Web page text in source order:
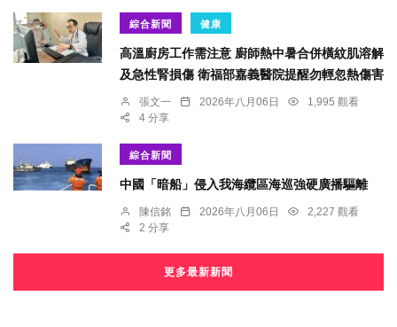
綜合新聞 健康
高溫廚房工作需注意 廚師熱中暑合併橫紋肌溶解
及急性腎損傷 衛福部嘉義醫院提醒勿輕忽熱傷害
張文一 2026年八月06日
1,995 觀看
4 分享
綜合新聞
中國「暗船」侵入我海纜區海巡強硬廣播驅離
陳信銘 2026年八月06日
2,227 觀看
2 分享
更多最新新聞